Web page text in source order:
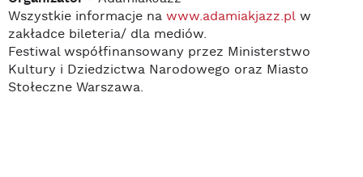
Wszystkie informacje na www.adamiakjazz.pl w
zakładce bileteria/ dla mediów.
Festiwal współfinansowany przez Ministerstwo
Kultury i Dziedzictwa Narodowego oraz Miasto
Stołeczne Warszawa.